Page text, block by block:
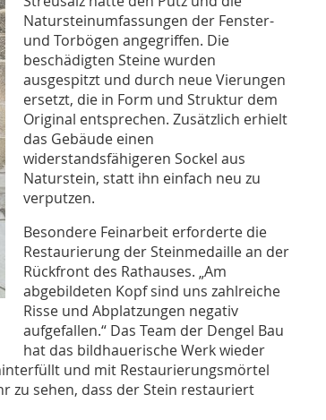
Natursteinumfassungen der Fenster-
und Torbögen angegriffen. Die
beschädigten Steine wurden
ausgespitzt und durch neue Vierungen
ersetzt, die in Form und Struktur dem
Original entsprechen. Zusätzlich erhielt
das Gebäude einen
widerstandsfähigeren Sockel aus
Naturstein, statt ihn einfach neu zu
verputzen.
Besondere Feinarbeit erforderte die
Restaurierung der Steinmedaille an der
Rückfront des Rathauses. „Am
abgebildeten Kopf sind uns zahlreiche
Risse und Abplatzungen negativ
aufgefallen.“ Das Team der Dengel Bau
hat das bildhauerische Werk wieder
und mit Restaurierungsmörtel
zu sehen, dass der Stein restauriert